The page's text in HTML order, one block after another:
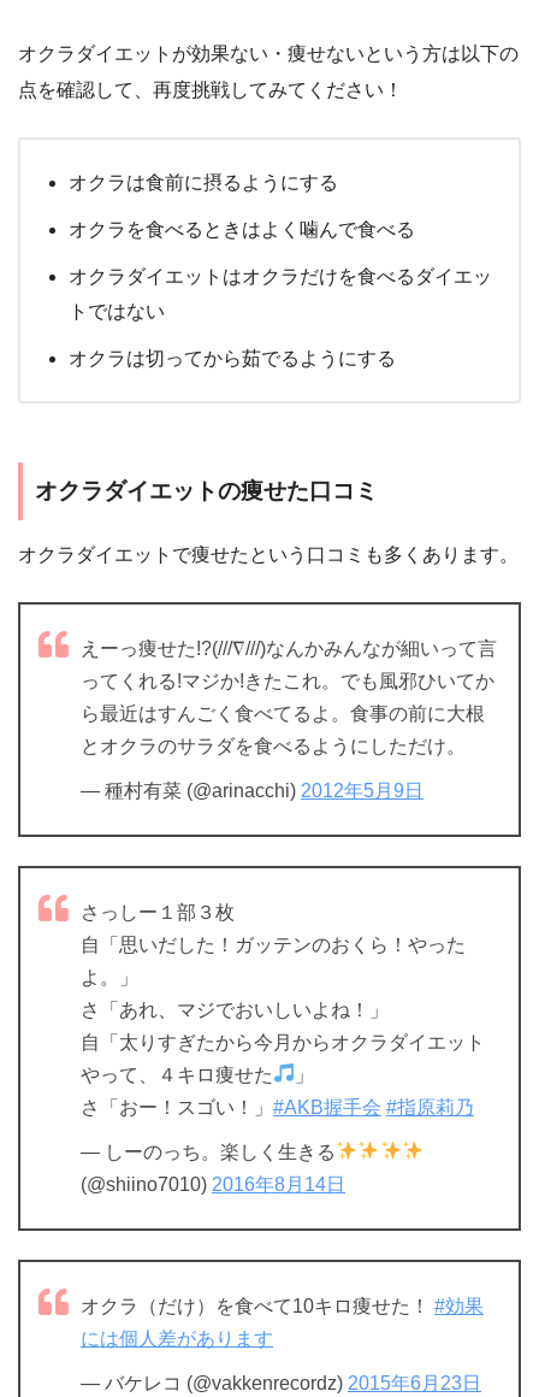
オクラダイエットが効果ない・痩せないという方は以下の
点を確認して、再度挑戦してみてください！
オクラは食前に摂るようにする
オクラを食べるときはよく噛んで食べる
オクラダイエットはオクラだけを食べるダイエッ
トではない
オクラは切ってから茹でるようにする
オクラダイエットの痩せた口コミ
オクラダイエットで痩せたという口コミも多くあります。
えーっ痩せた!?(///∇///)なんかみんなが細いって言
ってくれる!マジか!きたこれ。でも風邪ひいてか
ら最近はすんごく食べてるよ。食事の前に大根
とオクラのサラダを食べるようにしただけ。
— 種村有菜 (@arinacchi) 2012年5月9日
さっしー１部３枚
自「思いだした！ガッテンのおくら！やった
よ。」
さ「あれ、マジでおいしいよね！」
自「太りすぎたから今月からオクラダイエット
やって、４キロ痩せた
」
さ「おー！スゴい！」 #AKB握手会 #指原莉乃
— しーのっち。楽しく生きる
(@shiino7010) 2016年8月14日
オクラ（だけ）を食べて10キロ痩せた！ #効果
には個人差があります
— バケレコ (@vakkenrecordz) 2015年6月23日